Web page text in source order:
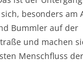
besonders am
Bummler auf der
und machen
Menschfluss